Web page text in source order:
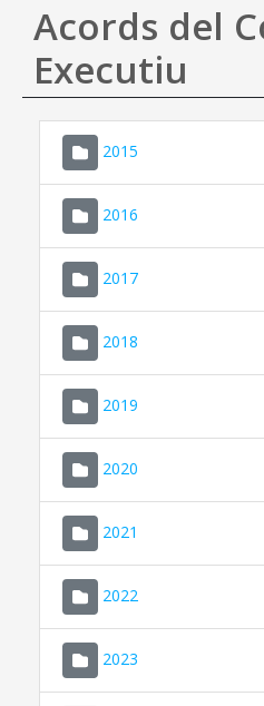
Acords del
Executiu
2015
2016
2017
2018
2019
2020
2021
2022
2023